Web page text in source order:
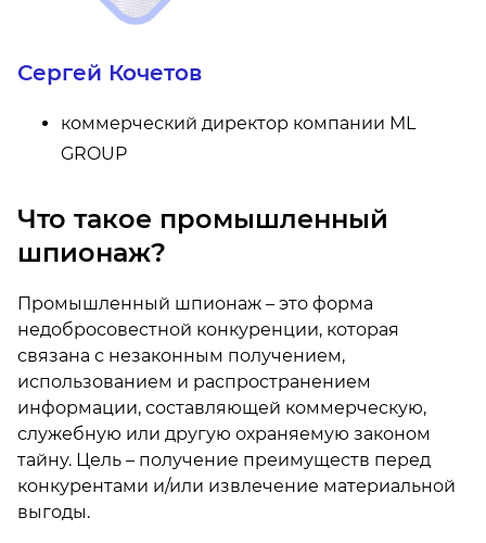
Сергей Кочетов
коммерческий директор компании ML
GROUP
Что такое промышленный
шпионаж?
Промышленный шпионаж – это форма
недобросовестной конкуренции, которая
связана с незаконным получением,
использованием и распространением
информации, составляющей коммерческую,
служебную или другую охраняемую законом
тайну. Цель – получение преимуществ перед
конкурентами и/или извлечение материальной
выгоды.